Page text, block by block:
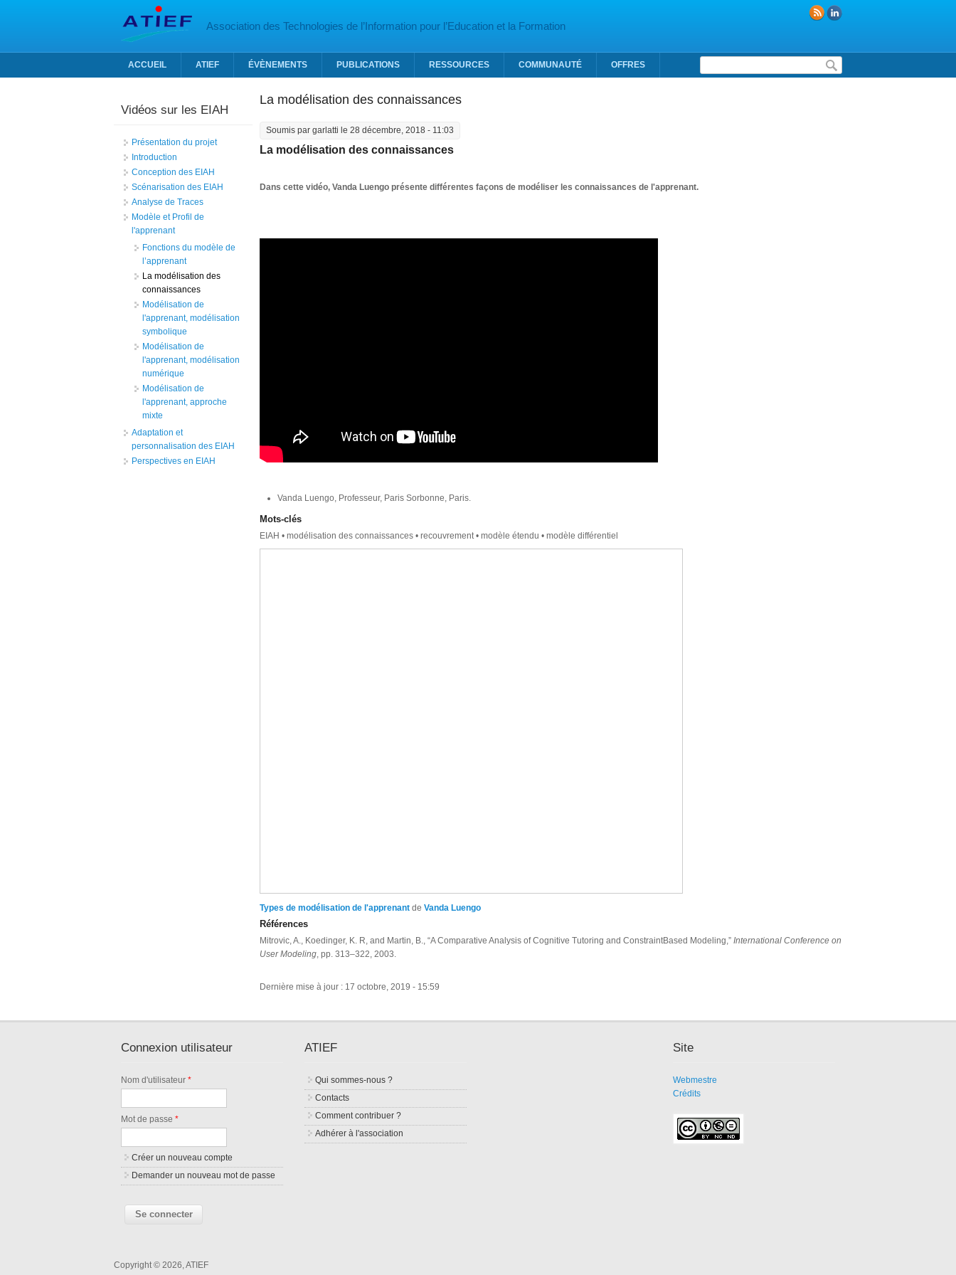
Association des Technologies de l’Information pour l’Education et la Formation
Formulaire de recherche
ACCUEIL ATIEF ÉVÈNEMENTS PUBLICATIONS RESSOURCES COMMUNAUTÉ OFFRES
La modélisation des connaissances
Soumis par garlatti le 28 décembre, 2018 - 11:03
La modélisation des connaissances
Dans cette vidéo, Vanda Luengo présente différentes façons de modéliser les connaissances de l'apprenant.
Vanda Luengo, Professeur, Paris Sorbonne, Paris.
Mots-clés
EIAH • modélisation des connaissances • recouvrement • modèle étendu • modèle différentiel
Types de modélisation de l'apprenant de Vanda Luengo
Références
Mitrovic, A., Koedinger, K. R, and Martin, B., “A Comparative Analysis of Cognitive Tutoring and ConstraintBased Modeling,” International Conference on
User Modeling, pp. 313–322, 2003.
Dernière mise à jour : 17 octobre, 2019 - 15:59
Vidéos sur les EIAH
Présentation du projet
Introduction
Conception des EIAH
Scénarisation des EIAH
Analyse de Traces
Modèle et Profil de
l'apprenant
Fonctions du modèle de
l’apprenant
La modélisation des
connaissances
Modélisation de
l'apprenant, modélisation
symbolique
Modélisation de
l'apprenant, modélisation
numérique
Modélisation de
l'apprenant, approche
mixte
Adaptation et
personnalisation des EIAH
Perspectives en EIAH
Connexion utilisateur
Nom d'utilisateur*
Mot de passe*
Créer un nouveau compte
Demander un nouveau mot de passe
ATIEF
Qui sommes-nous ?
Contacts
Comment contribuer ?
Adhérer à l'association
Site
Webmestre
Crédits
Copyright © 2026, ATIEF